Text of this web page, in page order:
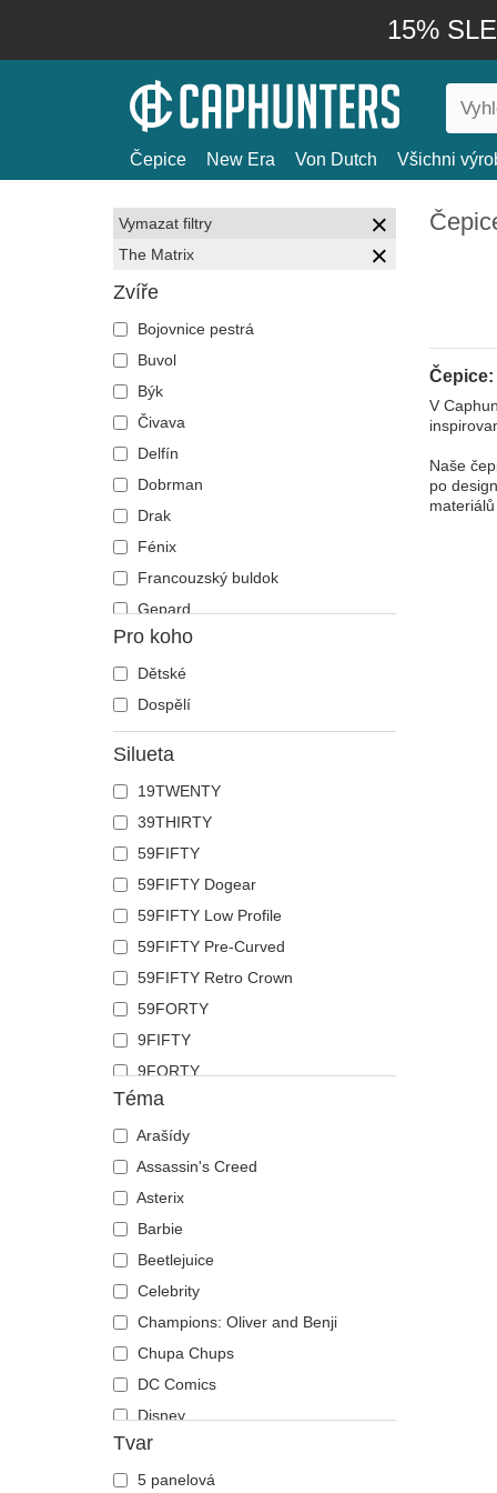
15%
Čepice New Era Von Dutch Všichni
Vymazat filtry
The Matrix
Zvíře
Bojovnice pestrá
Buvol
Býk
Čivava
Delfín
Dobrman
Drak
Fénix
Francouzský buldok
Gepard
Had
Havran
Holub
Hroch
Humr
Jednorožec
Jelen
Ještěrka
Kachna
Kočka
Kohout
Kojot
Koza
Krab
Kráva
Krokodýl
Kůň
Kuřátko
Labradorský retrívr
Lebka
Lev
Liška
Los
Lvice
Medvěd
Motýl
Mravenec
Myš
Pro koho
Dětské
Dospělí
Silueta
19TWENTY
39THIRTY
59FIFTY
59FIFTY Dogear
59FIFTY Low Profile
59FIFTY Pre-Curved
59FIFTY Retro Crown
59FORTY
9FIFTY
9FORTY
9FORTY APEX
9FORTY M-Crown
9SEVENTY
9TWENTY
A Frame
Casual Classic
E Frame
Open Back
Runner
The 90s
The Ball
The Retro
The Snap
Téma
Arašídy
Assassin's Creed
Asterix
Barbie
Beetlejuice
Celebrity
Champions: Oliver and Benji
Chupa Chups
DC Comics
Disney
Dragon Ball
Harry Potter
Tvar
5 panelová
Čepice:
V
Naše
po